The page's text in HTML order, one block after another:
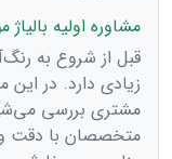
مشاوره اولیه
قبل از شروع به
زیادی دارد. در این
مشتری بررسی
متخصصان با دقت